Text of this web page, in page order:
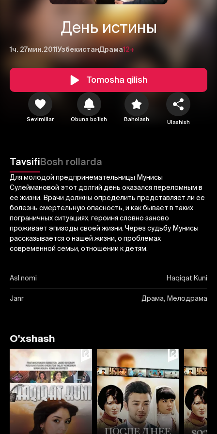
День истины
1ч. 27мин.2011УзбекистанДрама12+
Tomosha qilish
Sevimlilar Obuna boʻlish Baholash Ulashish
TavsifiBosh rollarda
Для молодой предпринемательницы Мунисы
Сулеймановой этот долгий день оказался переломным в
ее жизни. Врачи должны определить представляет ли ее
болезнь смертельную опасность, и как бывает в таких
пограничных ситуациях, героиня словно заново
проживает эпизоды своей жизни. Через судьбу Мунисы
рассказывается о нашей жизни, о проблемах
современной семьи, отношении к детям.
Asl nomi Haqiqat Kuni
Janr Драма, Мелодрама
1 2
Yuborish
O'xshash